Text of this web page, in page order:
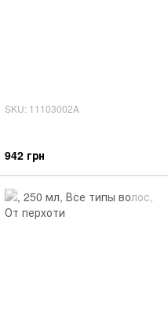
SKU: 11103002А
942 грн